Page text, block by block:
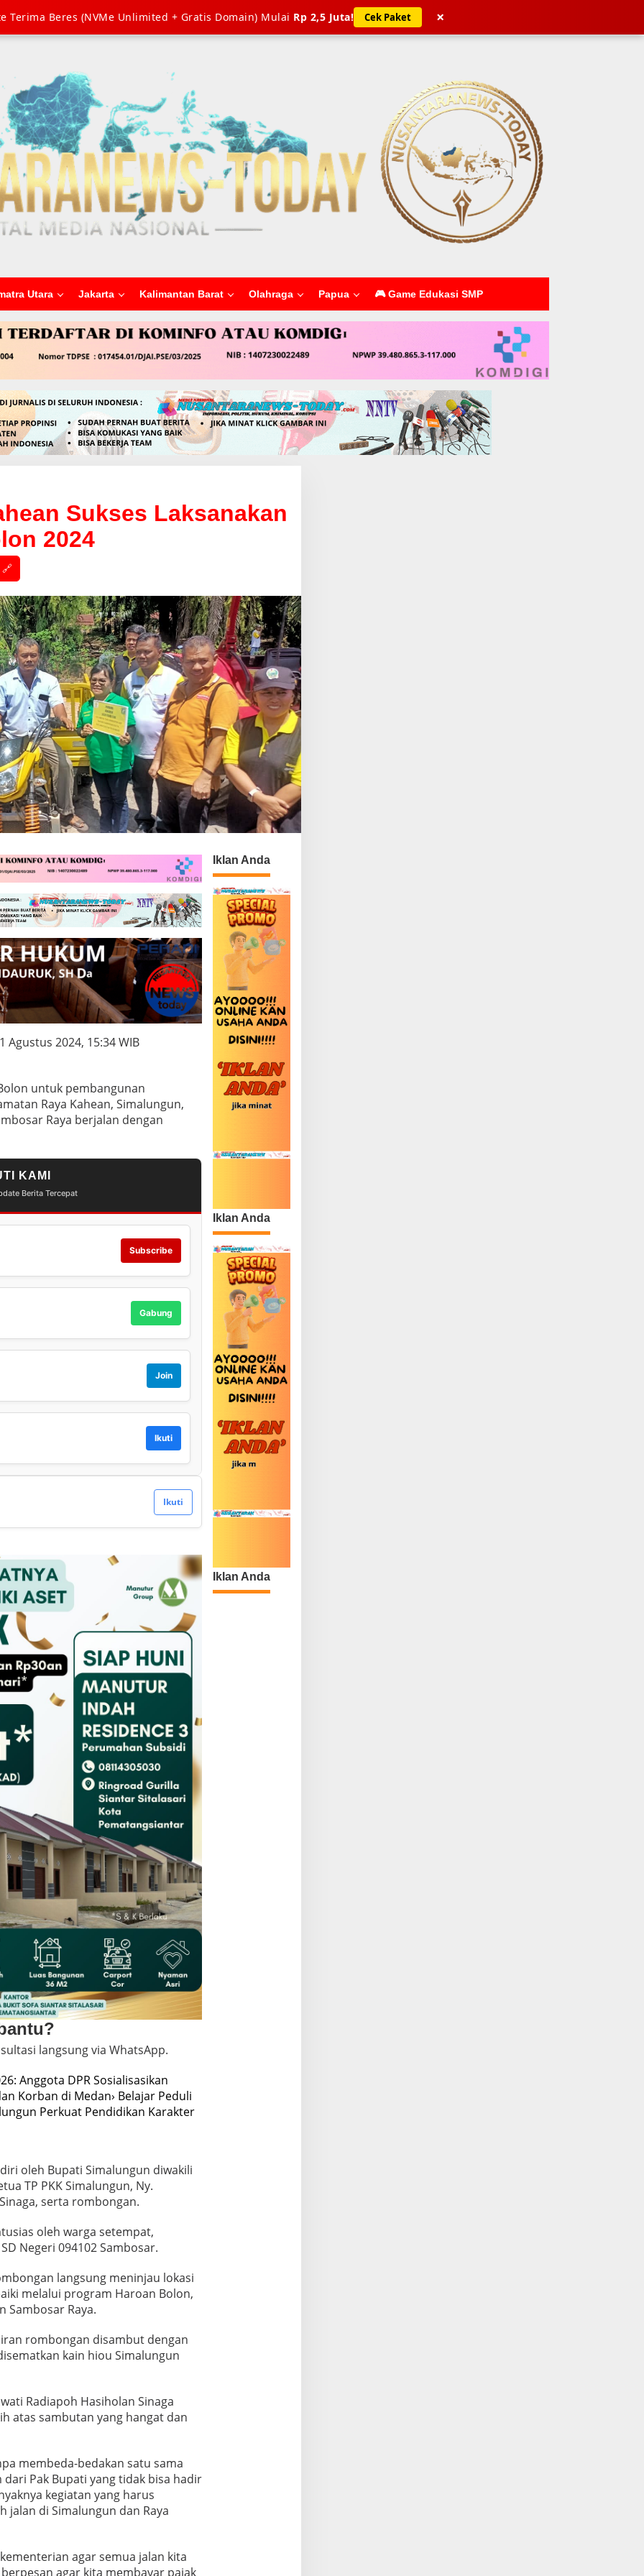
Terima Beres (NVMe Unlimited + Gratis Domain) Mulai Rp 2,5 Juta! Cek Paket ×
Utara Jakarta Kalimantan Barat Olahraga Papua 🎮 Game Edukasi SMP
Sukses Laksanakan
2024
🔗
Agustus 2024, 15:34 WIB
untuk pembangunan
Raya Kahean, Simalungun,
Raya berjalan dengan
KAMI
Berita Tercepat
Subscribe
Gabung
Join
Ikuti
Ikuti
langsung via WhatsApp.
Anggota DPR Sosialisasikan
Korban di Medan› Belajar Peduli
Perkuat Pendidikan Karakter
oleh Bupati Simalungun diwakili
TP PKK Simalungun, Ny.
serta rombongan.
oleh warga setempat,
Negeri 094102 Sambosar.
langsung meninjau lokasi
melalui program Haroan Bolon,
Sambosar Raya.
rombongan disambut dengan
kain hiou Simalungun
Radiapoh Hasiholan Sinaga
atas sambutan yang hangat dan
membeda-bedakan satu sama
dari Pak Bupati yang tidak bisa hadir
kegiatan yang harus
jalan di Simalungun dan Raya
agar semua jalan kita
agar kita membayar pajak
Iklan Anda
Iklan Anda
Iklan Anda